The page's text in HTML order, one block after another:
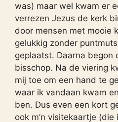
was) maar wel kwam er
verrezen Jezus de kerk
door mensen met mooie
gelukkig zonder
geplaatst. Daarna begon
bisschop. Na de viering
mij toe om een hand te
waar ik vandaan kwam
ben. Dus even een kort
ook m’n visitekaartje